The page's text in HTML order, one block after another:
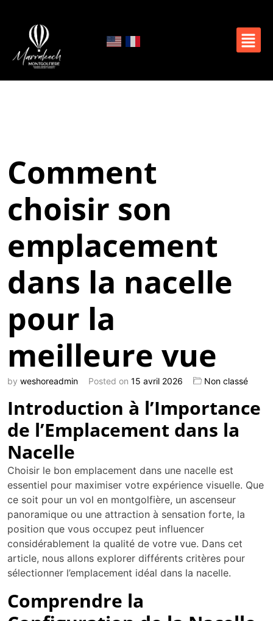
Comment
choisir son
emplacement
dans la nacelle
pour la
meilleure vue
by weshoreadmin Posted on 15 avril 2026 Non classé
Introduction à l’Importance
de l’Emplacement dans la
Nacelle
Choisir le bon emplacement dans une nacelle est
essentiel pour maximiser votre expérience visuelle. Que
ce soit pour un vol en montgolfière, un ascenseur
panoramique ou une attraction à sensation forte, la
position que vous occupez peut influencer
considérablement la qualité de votre vue. Dans cet
article, nous allons explorer différents critères pour
sélectionner l’emplacement idéal dans la nacelle.
Comprendre la